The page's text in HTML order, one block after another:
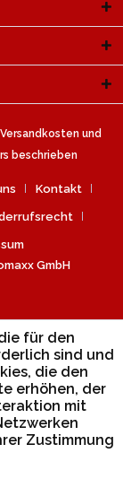
Versandkosten und
beschrieben
Kontakt
GmbH
für den
sind und
die den
erhöhen, der
mit
Zustimmung